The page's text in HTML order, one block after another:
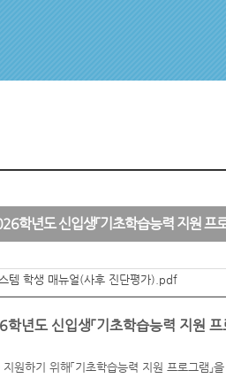
학년도 신입생「기초학습능력 지원 프
템 학생 매뉴얼(사후 진단평가).pdf
년도 신입생「기초학습능력 지원 프
하기 위해「기초학습능력 지원 프로그램